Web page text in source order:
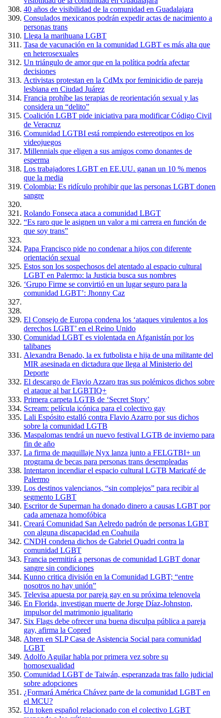
40 años de visibilidad de la comunidad en Guadalajara
Consulados mexicanos podrán expedir actas de nacimiento a
personas trans
Llega la marihuana LGBT
Tasa de vacunación en la comunidad LGBT es más alta que
en heterosexuales
Un triángulo de amor que en la política podría afectar
decisiones
Activistas protestan en la CdMx por feminicidio de pareja
lesbiana en Ciudad Juárez
Francia prohíbe las terapias de reorientación sexual y las
considera un “delito”
Coalición LGBT pide iniciativa para modificar Código Civil
de Veracruz
Comunidad LGTBI está rompiendo estereotipos en los
videojuegos
Millennials que eligen a sus amigos como donantes de
esperma
Los trabajadores LGBT en EE.UU. ganan un 10 % menos
que la media
Colombia: Es ridículo prohibir que las personas LGBT donen
sangre
Rolando Fonseca ataca a comunidad LBGT
“Es raro que le asignen un valor a mi carrera en función de
que soy trans”
Papa Francisco pide no condenar a hijos con diferente
orientación sexual
Estos son los sospechosos del atentado al espacio cultural
LGBT en Palermo: la Justicia busca sus nombres
‘Grupo Firme se convirtió en un lugar seguro para la
comunidad LGBT’: Jhonny Caz
El Consejo de Europa condena los ‘ataques virulentos a los
derechos LGBT’ en el Reino Unido
Comunidad LGBT es violentada en Afganistán por los
talibanes
Alexandra Benado, la ex futbolista e hija de una militante del
MIR asesinada en dictadura que llega al Ministerio del
Deporte
El descargo de Flavio Azzaro tras sus polémicos dichos sobre
el ataque al bar LGBTIQ+
Primera carpeta LGTB de ‘Secret Story’
Scream: película icónica para el colectivo gay
Lali Espósito estalló contra Flavio Azarro por sus dichos
sobre la comunidad LGTB
Maspalomas tendrá un nuevo festival LGTB de invierno para
fin de año
La firma de maquillaje Nyx lanza junto a FELGTBI+ un
programa de becas para personas trans desempleadas
Intentaron incendiar el espacio cultural LGTB Maricafé de
Palermo
Los destinos valencianos, “sin complejos” para recibir al
segmento LGBT
Escritor de Superman ha donado dinero a causas LGBT por
cada amenaza homofóbica
Creará Comunidad San Aelredo padrón de personas LGBT
con alguna discapacidad en Coahuila
CNDH condena dichos de Gabriel Quadri contra la
comunidad LGBT
Francia permitirá a personas de comunidad LGBT donar
sangre sin condiciones
Kunno critica división en la Comunidad LGBT; “entre
nosotros no hay unión”
Televisa apuesta por pareja gay en su próxima telenovela
En Florida, investigan muerte de Jorge Díaz-Johnston,
impulsor del matrimonio igualitario
Six Flags debe ofrecer una buena disculpa pública a pareja
gay, afirma la Copred
Abren en SLP Casa de Asistencia Social para comunidad
LGBT
Adolfo Aguilar habla por primera vez sobre su
homosexualidad
Comunidad LGBT de Taiwán, esperanzada tras fallo judicial
sobre adopciones
¿Formará América Chávez parte de la comunidad LGBT en
el MCU?
Un token español relacionado con el colectivo LGBT